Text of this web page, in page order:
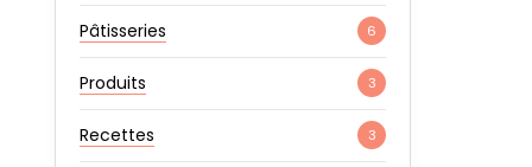
Pâtisseries 6
Produits 3
Recettes 3